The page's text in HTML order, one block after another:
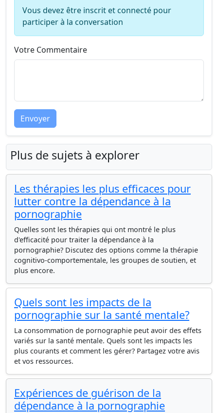
Vous devez être inscrit et connecté pour
participer à la conversation
Votre Commentaire
Envoyer
Plus de sujets à explorer
Les thérapies les plus efficaces pour
lutter contre la dépendance à la
pornographie
Quelles sont les thérapies qui ont montré le plus
d'efficacité pour traiter la dépendance à la
pornographie? Discutez des options comme la thérapie
cognitivo-comportementale, les groupes de soutien, et
plus encore.
Quels sont les impacts de la
pornographie sur la santé mentale?
La consommation de pornographie peut avoir des effets
variés sur la santé mentale. Quels sont les impacts les
plus courants et comment les gérer? Partagez votre avis
et vos ressources.
Expériences de guérison de la
dépendance à la pornographie